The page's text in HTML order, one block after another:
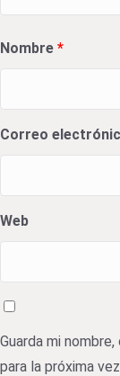
Nombre *
Correo
Web
Guarda mi
para la próxima